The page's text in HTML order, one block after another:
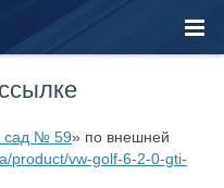
сад № 59» по внешней
product/vw-golf-6-2-0-gti-